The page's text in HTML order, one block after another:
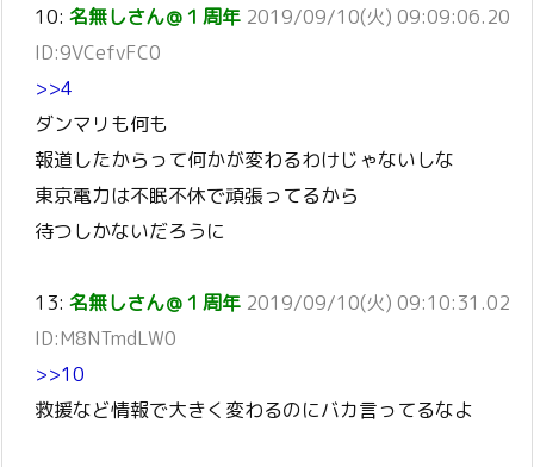
10: 名無しさん＠１周年 2019/09/10(火) 09:09:06.20
ID:9VCefvFC0
>>4
ダンマリも何も
報道したからって何かが変わるわけじゃないしな
東京電力は不眠不休で頑張ってるから
待つしかないだろうに
13: 名無しさん＠１周年 2019/09/10(火) 09:10:31.02
ID:M8NTmdLW0
>>10
救援など情報で大きく変わるのにバカ言ってるなよ